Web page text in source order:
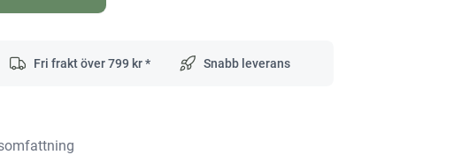
Fri frakt över799 kr * Snabb leverans